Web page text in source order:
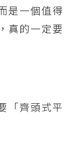
是一個值得
真的一定要
「齊頭式平